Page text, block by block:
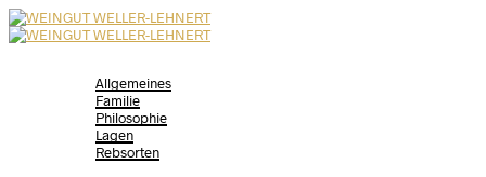
Allgemeines
Familie
Philosophie
Lagen
Rebsorten